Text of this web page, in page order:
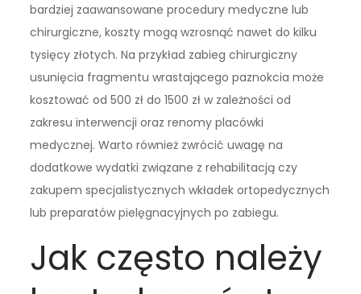
bardziej zaawansowane procedury medyczne lub
chirurgiczne, koszty mogą wzrosnąć nawet do kilku
tysięcy złotych. Na przykład zabieg chirurgiczny
usunięcia fragmentu wrastającego paznokcia może
kosztować od 500 zł do 1500 zł w zależności od
zakresu interwencji oraz renomy placówki
medycznej. Warto również zwrócić uwagę na
dodatkowe wydatki związane z rehabilitacją czy
zakupem specjalistycznych wkładek ortopedycznych
lub preparatów pielęgnacyjnych po zabiegu.
Jak często należy